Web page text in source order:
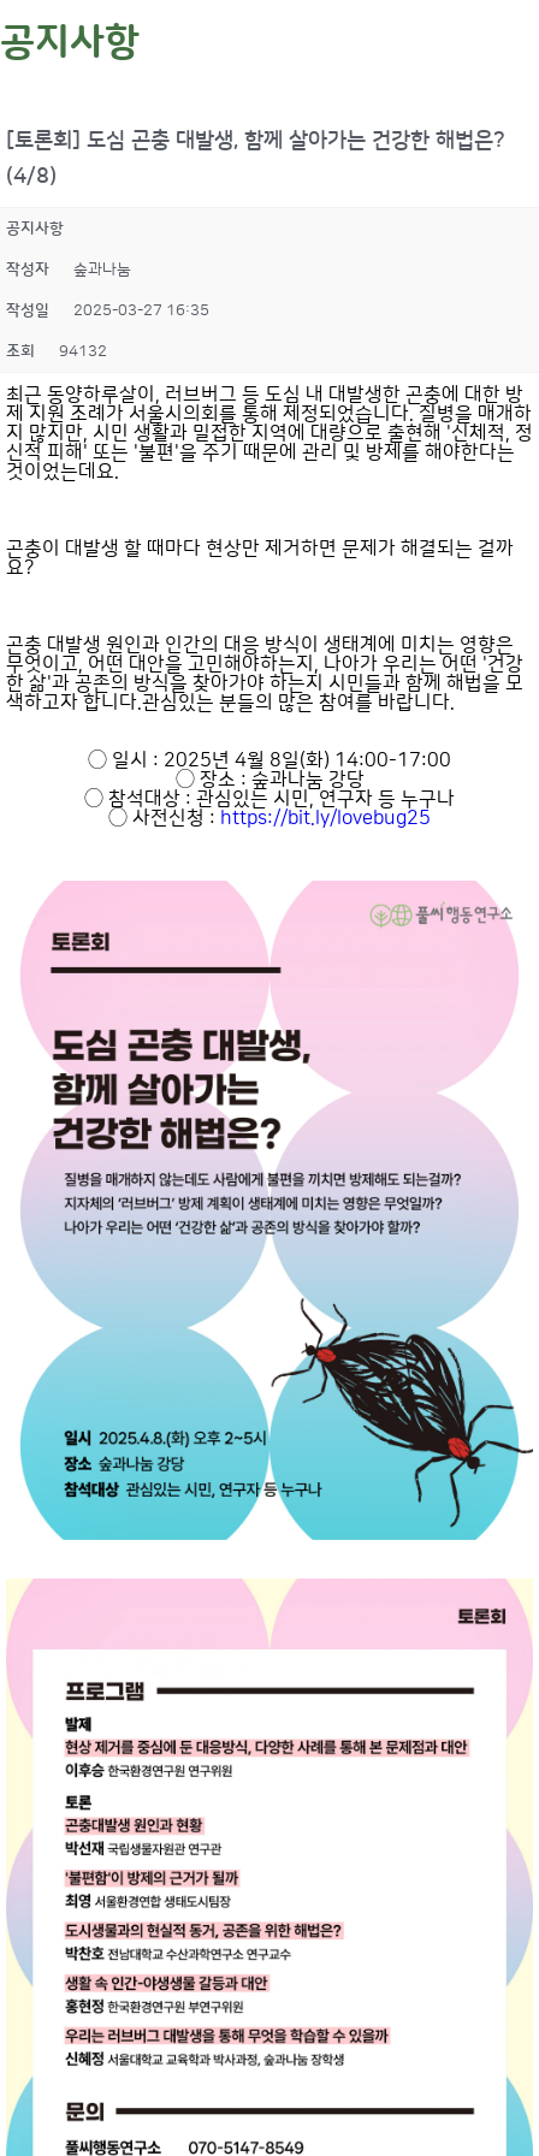
공지사항
[토론회] 도심 곤충 대발생, 함께 살아가는 건강한 해법은?
(4/8)
공지사항
작성자 숲과나눔
작성일 2025-03-27 16:35
조회 94132
최근 동양하루살이, 러브버그 등 도심 내 대발생한 곤충에 대한 방
제 지원 조례가 서울시의회를 통해 제정되었습니다. 질병을 매개하
지 많지만, 시민 생활과 밀접한 지역에 대량으로 출현해 '신체적, 정
신적 피해' 또는 '불편'을 주기 때문에 관리 및 방제를 해야한다는
것이었는데요.
곤충이 대발생 할 때마다 현상만 제거하면 문제가 해결되는 걸까
요?
곤충 대발생 원인과 인간의 대응 방식이 생태계에 미치는 영향은
무엇이고, 어떤 대안을 고민해야하는지, 나아가 우리는 어떤 '건강
한 삶'과 공존의 방식을 찾아가야 하는지 시민들과 함께 해법을 모
색하고자 합니다.관심있는 분들의 많은 참여를 바랍니다.
◯ 일시 : 2025년 4월 8일(화) 14:00-17:00
◯ 장소 : 숲과나눔 강당
◯ 참석대상 : 관심있는 시민, 연구자 등 누구나
◯ 사전신청 : https://bit.ly/lovebug25